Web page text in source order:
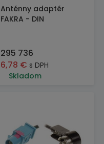
Anténny adaptér
FAKRA - DIN
295 736
6,78 € s DPH
Skladom